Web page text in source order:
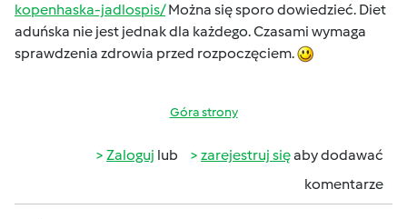
kopenhaska-jadlospis/Można się sporo dowiedzieć. Diet
aduńska nie jest jednak dla każdego. Czasami wymaga
sprawdzenia zdrowia przed rozpoczęciem.
Góra strony
Zaloguj lub zarejestruj sięaby dodawać
komentarze